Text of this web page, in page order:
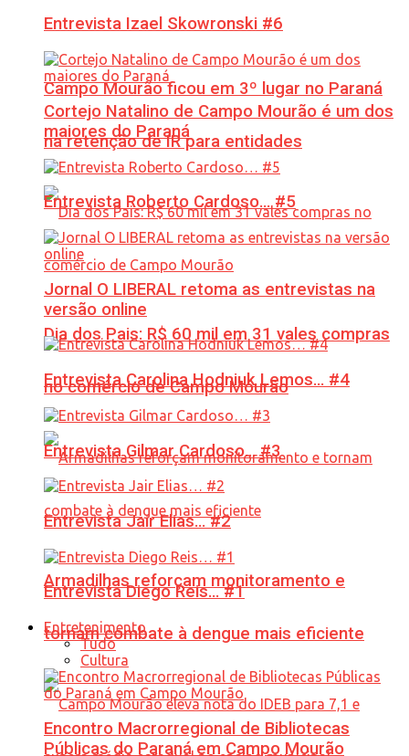
Campo Mourão ficou em 3º lugar no Paraná
na retenção de IR para entidades
Dia dos Pais: R$ 60 mil em 31 vales compras
no comércio de Campo Mourão
Armadilhas reforçam monitoramento e
tornam combate à dengue mais eficiente
Entrevista Izael Skowronski #6
Cortejo Natalino de Campo Mourão é um dos
maiores do Paraná
Entrevista Roberto Cardoso… #5
Jornal O LIBERAL retoma as entrevistas na
versão online
Entrevista Carolina Hodniuk Lemos… #4
Entrevista Gilmar Cardoso… #3
Entrevista Jair Elias… #2
Entrevista Diego Reis… #1
Entretenimento
Tudo
Cultura
Encontro Macrorregional de Bibliotecas
Públicas do Paraná em Campo Mourão